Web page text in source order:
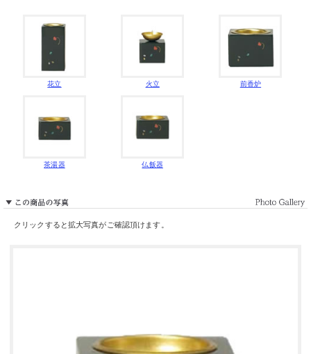
花立 火立 前香炉
茶湯器 仏飯器
クリックすると拡大写真がご確認頂けます。